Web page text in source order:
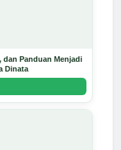
dan Panduan Menjadi
Dinata